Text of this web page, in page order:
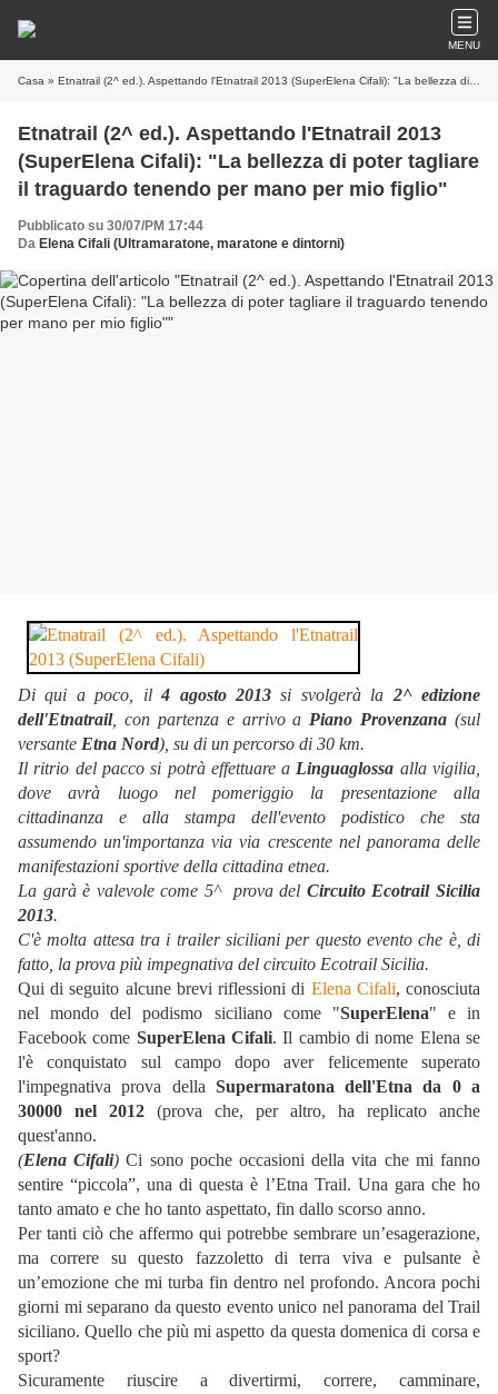
MENU
Casa » Etnatrail (2^ ed.). Aspettando l'Etnatrail 2013 (SuperElena Cifali): "La bellezza di poter tagliare il traguardo tenendo per mano per mio figlio"
Etnatrail (2^ ed.). Aspettando l'Etnatrail 2013
(SuperElena Cifali): "La bellezza di poter tagliare
il traguardo tenendo per mano per mio figlio"
Pubblicato su 30/07/PM 17:44
Da Elena Cifali (Ultramaratone, maratone e dintorni)
Di qui a poco, il4 agosto 2013si svolgerà la 2^ edizione
dell'Etnatrail, con partenza e arrivo a Piano Provenzana (sul
versante Etna Nord), su di un percorso di 30 km.
Il ritrio del pacco si potrà effettuare a Linguaglossa alla vigilia,
dove avrà luogo nel pomeriggio la presentazione alla
cittadinanza e alla stampa dell'evento podistico che sta
assumendo un'importanza via via crescente nel panorama delle
manifestazioni sportive della cittadina etnea.
La garà è valevole come 5^ prova del Circuito Ecotrail Sicilia
2013.
C'è molta attesa tra i trailer siciliani per questo evento che è, di
fatto, la prova più impegnativa del circuito Ecotrail Sicilia.
Qui di seguito alcune brevi riflessioni di Elena Cifali, conosciuta
nel mondo del podismo siciliano come "SuperElena" e in
Facebook come SuperElena Cifali. Il cambio di nome Elena se
l'è conquistato sul campo dopo aver felicemente superato
l'impegnativa prova della Supermaratona dell'Etna da 0 a
30000 nel 2012 (prova che, per altro, ha replicato anche
quest'anno.
(Elena Cifali) Ci sono poche occasioni della vita che mi fanno
sentire “piccola”, una di questa è l’Etna Trail. Una gara che ho
tanto amato e che ho tanto aspettato, fin dallo scorso anno.
Per tanti ciò che affermo qui potrebbe sembrare un’esagerazione,
ma correre su questo fazzoletto di terra viva e pulsante è
un’emozione che mi turba fin dentro nel profondo. Ancora pochi
giorni mi separano da questo evento unico nel panorama del Trail
siciliano. Quello che più mi aspetto da questa domenica di corsa e
sport?
Sicuramente riuscire a divertirmi, correre, camminare,